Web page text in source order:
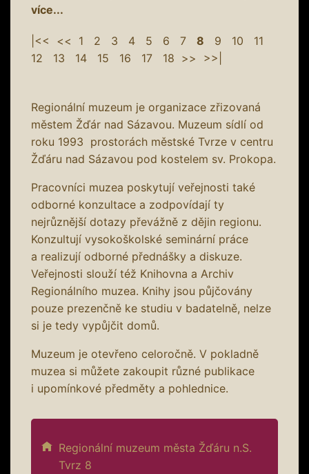
více...
|<< << 1 2 3 4 5 6 7 8 9 10
11
12
13 14 15 16 17 18 >> >>|
Regionální muzeum je organizace zřizovaná
městem Žďár nad Sázavou. Muzeum sídlí od
roku 1993 prostorách městské Tvrze v centru
Žďáru nad Sázavou pod kostelem sv. Prokopa.
Pracovníci muzea poskytují veřejnosti také
odborné konzultace a zodpovídají ty
nejrůznější dotazy převážně z dějin regionu.
Konzultují vysokoškolské seminární práce
a realizují odborné přednášky a diskuze.
Veřejnosti slouží též Knihovna a Archiv
Regionálního muzea. Knihy jsou půjčovány
pouze prezenčně ke studiu v badatelně, nelze
si je tedy vypůjčit domů.
Muzeum je otevřeno celoročně. V pokladně
muzea si můžete zakoupit různé publikace
i upomínkové předměty a pohlednice.
Regionální muzeum města Žďáru n.S.
Tvrz 8